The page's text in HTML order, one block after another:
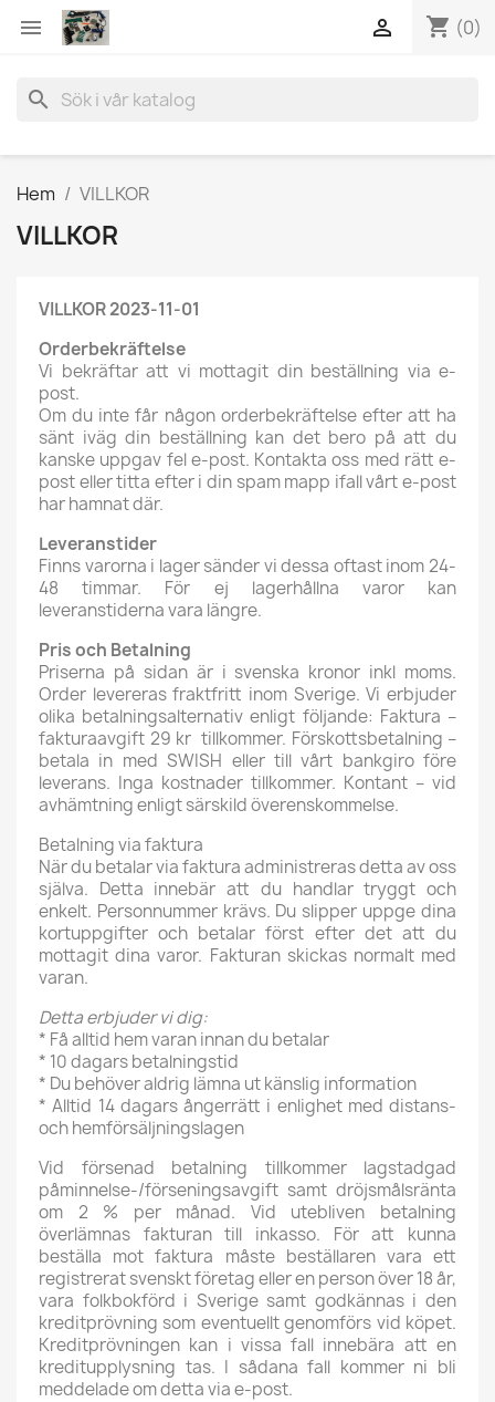
 shopping_cart (0)

search
Hem VILLKOR
VILLKOR
VILLKOR 2023-11-01
Orderbekräftelse
Vi bekräftar att vi mottagit din beställning via e-
post.
Om du inte får någon orderbekräftelse efter att ha
sänt iväg din beställning kan det bero på att du
kanske uppgav fel e-post. Kontakta oss med rätt e-
post eller titta efter i din spam mapp ifall vårt e-post
har hamnat där.
Leveranstider
Finns varorna i lager sänder vi dessa oftast inom 24-
48 timmar. För ej lagerhållna varor kan
leveranstiderna vara längre.
Pris och Betalning
Priserna på sidan är i svenska kronor inkl moms.
Order levereras fraktfritt inom Sverige. Vi erbjuder
olika betalningsalternativ enligt följande: Faktura –
fakturaavgift 29 kr tillkommer. Förskottsbetalning –
betala in med SWISH eller till vårt bankgiro före
leverans. Inga kostnader tillkommer. Kontant – vid
avhämtning enligt särskild överenskommelse.
Betalning via faktura
När du betalar via faktura administreras detta av oss
själva. Detta innebär att du handlar tryggt och
enkelt. Personnummer krävs. Du slipper uppge dina
kortuppgifter och betalar först efter det att du
mottagit dina varor. Fakturan skickas normalt med
varan.
Detta erbjuder vi dig:
* Få alltid hem varan innan du betalar
* 10 dagars betalningstid
* Du behöver aldrig lämna ut känslig information
* Alltid 14 dagars ångerrätt i enlighet med distans-
och hemförsäljningslagen
Vid försenad betalning tillkommer lagstadgad
påminnelse-/förseningsavgift samt dröjsmålsränta
om 2 % per månad. Vid utebliven betalning
överlämnas fakturan till inkasso. För att kunna
beställa mot faktura måste beställaren vara ett
registrerat svenskt företag eller en person över 18 år,
vara folkbokförd i Sverige samt godkännas i den
kreditprövning som eventuellt genomförs vid köpet.
Kreditprövningen kan i vissa fall innebära att en
kreditupplysning tas. I sådana fall kommer ni bli
meddelade om detta via e-post.